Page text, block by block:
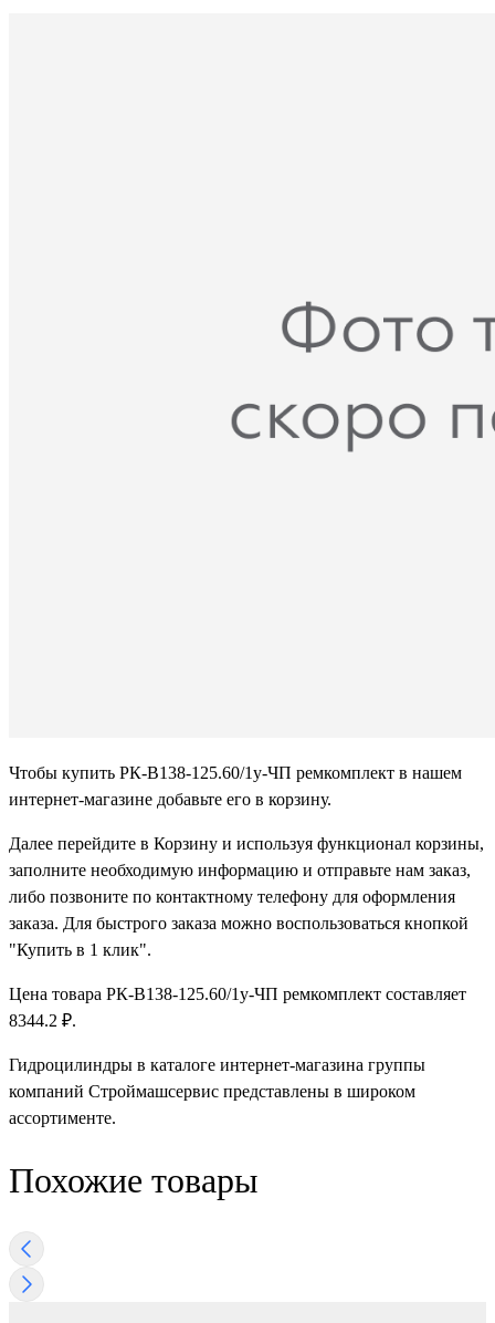
Чтобы купить РК-В138-125.60/1у-ЧП ремкомплект в нашем
интернет-магазине добавьте его в корзину.
Далее перейдите в Корзину и используя функционал корзины,
заполните необходимую информацию и отправьте нам заказ,
либо позвоните по контактному телефону для оформления
заказа. Для быстрого заказа можно воспользоваться кнопкой
"Купить в 1 клик".
Цена товара РК-В138-125.60/1у-ЧП ремкомплект составляет
8344.2 ₽.
Гидроцилиндры в каталоге интернет-магазина группы
компаний Строймашсервис представлены в широком
ассортименте.
Похожие товары